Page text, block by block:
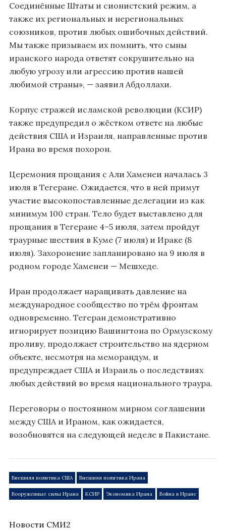
Соединённые Штаты и сионистский режим, а
также их региональных и нерегиональных
союзников, против любых ошибочных действий.
Мы также призываем их помнить, что сыны
иранского народа ответят сокрушительно на
любую угрозу или агрессию против нашей
любимой страны», — заявил Абдоллахи.
Корпус стражей исламской революции (КСИР)
также предупредил о жёстком ответе на любые
действия США и Израиля, направленные против
Ирана во время похорон.
Церемония прощания с Али Хаменеи началась 3
июля в Тегеране. Ожидается, что в ней примут
участие высокопоставленные делегации из как
минимум 100 стран. Тело будет выставлено для
прощания в Тегеране 4–5 июля, затем пройдут
траурные шествия в Куме (7 июля) и Ираке (8
июля). Захоронение запланировано на 9 июля в
родном городе Хаменеи — Мешхеде.
Иран продолжает наращивать давление на
международное сообщество по трём фронтам
одновременно. Тегеран демонстративно
игнорирует позицию Вашингтона по Ормузскому
проливу, продолжает строительство на ядерном
объекте, несмотря на меморандум, и
предупреждает США и Израиль о последствиях
любых действий во время национального траура.
Переговоры о постоянном мирном соглашении
между США и Ираном, как ожидается,
возобновятся на следующей неделе в Пакистане.
Внешняя политика США Внешняя политика Ирана
Вооруженные силы Ирана КСИР Экономика Ирана Война в Иране
Новости СМИ2